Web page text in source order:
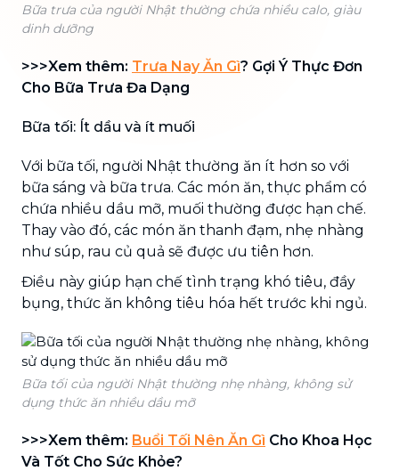
Bữa trưa của người Nhật thường chứa nhiều calo, giàu
dinh dưỡng
>>>Xem thêm: Trưa Nay Ăn Gì? Gợi Ý Thực Đơn
Cho Bữa Trưa Đa Dạng
Bữa tối: Ít dầu và ít muối
Với bữa tối, người Nhật thường ăn ít hơn so với
bữa sáng và bữa trưa. Các món ăn, thực phẩm có
chứa nhiều dầu mỡ, muối thường được hạn chế.
Thay vào đó, các món ăn thanh đạm, nhẹ nhàng
như súp, rau củ quả sẽ được ưu tiên hơn.
Điều này giúp hạn chế tình trạng khó tiêu, đầy
bụng, thức ăn không tiêu hóa hết trước khi ngủ.
Bữa tối của người Nhật thường nhẹ nhàng, không sử
dụng thức ăn nhiều dầu mỡ
>>>Xem thêm: Buổi Tối Nên Ăn Gì Cho Khoa Học
Và Tốt Cho Sức Khỏe?